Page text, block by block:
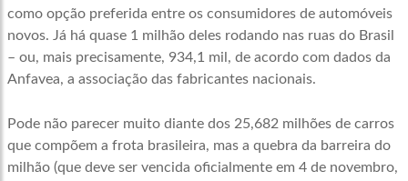
como opção preferida entre os consumidores de automóveis
novos. Já há quase 1 milhão deles rodando nas ruas do Brasil
– ou, mais precisamente, 934,1 mil, de acordo com dados da
Anfavea, a associação das fabricantes nacionais.
Pode não parecer muito diante dos 25,682 milhões de carros
que compõem a frota brasileira, mas a quebra da barreira do
milhão (que deve ser vencida oficialmente em 4 de novembro,